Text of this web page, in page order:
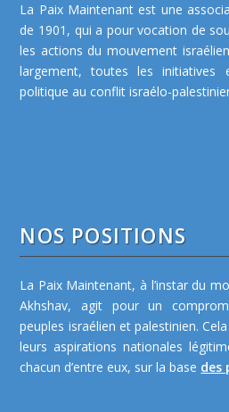
La Paix Maintenant est une
de 1901, qui a pour vocation de
les actions du mouvement
largement, toutes les initiatives
politique au conflit israélo-
NOS POSITIONS
La Paix Maintenant, à l’instar du
Akhshav, agit pour un
peuples israélien et palestinien.
leurs aspirations nationales
chacun d’entre eux, sur la base des